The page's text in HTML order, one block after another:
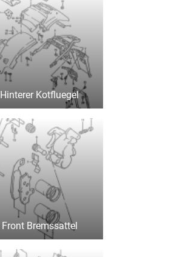
Hinterer Kotfluegel
Front Bremssattel